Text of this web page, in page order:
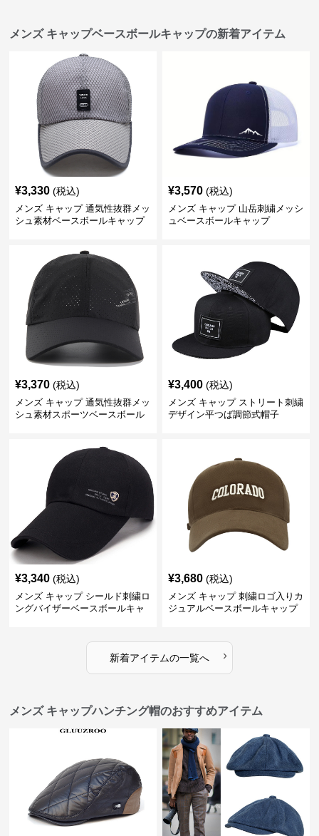
メンズ キャップベースボールキャップの新着アイテム
¥3,330 (税込)
メンズ キャップ 通気性抜群メッ
シュ素材ベースボールキャップ
¥3,570 (税込)
メンズ キャップ 山岳刺繍メッシ
ュベースボールキャップ
¥3,370 (税込)
メンズ キャップ 通気性抜群メッ
シュ素材スポーツベースボール
¥3,400 (税込)
メンズ キャップ ストリート刺繍
デザイン平つば調節式帽子
¥3,340 (税込)
メンズ キャップ シールド刺繍ロ
ングバイザーベースボールキャ
¥3,680 (税込)
メンズ キャップ 刺繍ロゴ入りカ
ジュアルベースボールキャップ
新着アイテムの一覧へ ›
メンズ キャップハンチング帽のおすすめアイテム